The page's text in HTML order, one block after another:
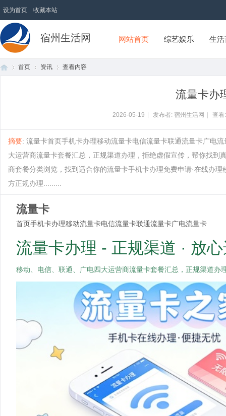
设为首页 收藏本站
宿州生活网 网站首页 综艺娱乐 生
首页 资讯 查看内容
流量卡办
2026-05-19 发布者: 宿州生活网 查
摘要: 流量卡首页手机卡办理移动流量卡电信流量卡联通流量卡广电
大运营商流量卡套餐汇总，正规渠道办理，拒绝虚假宣传，帮你找
商套餐分类浏览，找到适合你的流量卡手机卡办理免费申请·在线办
方正规办理.........
流量卡
首页手机卡办理移动流量卡电信流量卡联通流量卡广电流量卡
流量卡办理 - 正规渠道 · 放
移动、电信、联通、广电四大运营商流量卡套餐汇总，正规渠道